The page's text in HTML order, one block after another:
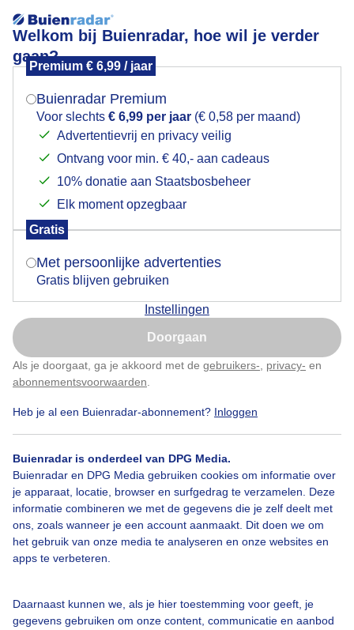
Welkom bij Buienradar, hoe wil je verder
gaan?
Premium € 6,99 / jaar
Buienradar Premium
Voor slechts € 6,99 per jaar (€ 0,58 per maand)
Advertentievrij en privacy veilig
Ontvang voor min. € 40,- aan cadeaus
10% donatie aan Staatsbosbeheer
Elk moment opzegbaar
Gratis
Met persoonlijke advertenties
Gratis blijven gebruiken
Instellingen
Doorgaan
Als je doorgaat, ga je akkoord met de gebruikers- privacy- en
abonnementsvoorwaarden
Heb je al een Buienradar-abonnement? Inloggen
Buienradar is onderdeel van DPG Media.
Buienradar en DPG Media gebruiken cookies om informatie over
je apparaat, locatie, browser en surfgedrag te verzamelen. Deze
informatie combineren we met de gegevens die je zelf deelt met
ons, zoals wanneer je een account aanmaakt. Dit doen we om
het gebruik van onze media te analyseren en onze websites en
apps te verbeteren.
Daarnaast kunnen we, als je hier toestemming voor geeft, je
gegevens gebruiken om onze content, communicatie en aanbod
Een goede dag voor deze hoogwerkers
Vanmorgen
Kerktoren Hoogwerker
Bekijk slideshow
Mogen we je locatie gebruiken voor het
Indien je hier nog geen akkoord op hebt gegeven,
verschijnt er zo een pop-up uit je browser waarin
Is goed, toon de popup
Nu niet, misschien later
Klik hierom dit aan te passen